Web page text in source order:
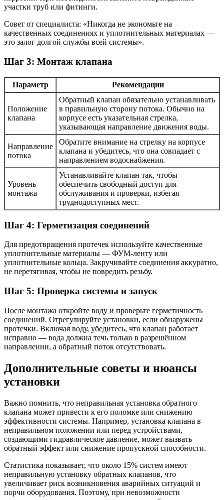
участки труб или фитинги.
Совет от специалиста: «Никогда не экономьте на
качественных соединениях и уплотнительных материалах —
это залог долгой службы всей системы».
Шаг 3: Монтаж клапана
Параметр Рекомендации
Положение
клапана
Обратный клапан обязательно устанавливать
в правильную сторону потока. Обычно на
корпусе есть указательная стрелка,
указывающая направление движения воды.
Направление
потока
Обратите внимание на стрелку на корпусе
клапана и убедитесь, что она совпадает с
направлением водоснабжения.
Уровень
монтажа
Устанавливайте клапан так, чтобы
обеспечить свободный доступ для
обслуживания и проверки, избегая
труднодоступных мест.
Шаг 4: Герметизация соединений
Для предотвращения протечек используйте качественные
уплотнительные материалы — ФУМ-ленту или
уплотнительные кольца. Закручивайте соединения аккуратно,
не перетягивая, чтобы не повредить резьбу.
Шаг 5: Проверка системы и запуск
После монтажа откройте воду и проверьте герметичность
соединений. Отрегулируйте установки, если обнаружены
протечки. Включая воду, убедитесь, что клапан работает
исправно — вода должна течь только в разрешённом
направлении, а обратный поток отсутствовать.
Дополнительные советы и нюансы
установки
Важно помнить, что неправильная установка обратного
клапана может привести к его поломке или снижению
эффективности системы. Например, установка клапана в
неправильном положении или перед устройствами,
создающими гидравлическое давление, может вызвать
обратный эффект или снижение пропускной способности.
Статистика показывает, что около 15% систем имеют
неправильную установку обратных клапанов, что
увеличивает риск возникновения аварийных ситуаций и
порчи оборудования. Поэтому, при невозможности